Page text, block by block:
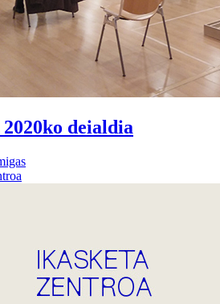
deialdia